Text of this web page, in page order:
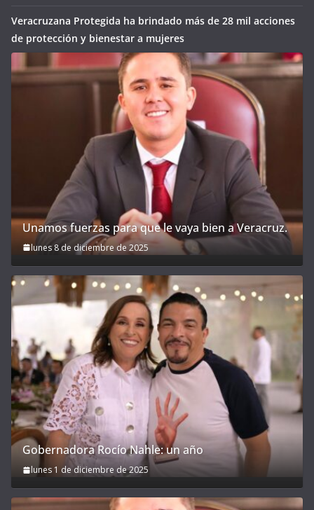
Veracruzana Protegida ha brindado más de 28 mil acciones
de protección y bienestar a mujeres
Unamos fuerzas para que le vaya bien a Veracruz.
lunes 8 de diciembre de 2025
Gobernadora Rocío Nahle: un año
lunes 1 de diciembre de 2025